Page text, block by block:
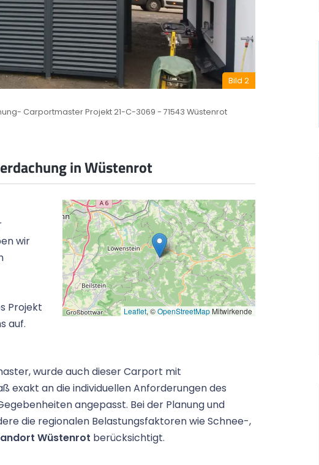
Bild 2
Carportmaster Projekt 21-C-3069 - 71543 Wüstenrot
in Wüstenrot
wir
Projekt
auf.
Leaflet, ©OpenStreetMapMitwirkende
wurde auch dieser Carport mit
exakt an die individuellen Anforderungen des
angepasst. Bei der Planung und
die regionalen Belastungsfaktoren wie Schnee-,
Wüstenrot berücksichtigt.
Keine Anzahlungen
Bezahlung der Rechnung erst nach Lieferung
und Montage.